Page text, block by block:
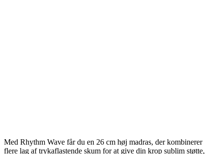
Med Rhythm Wave får du en 26 cm høj madras, der kombinerer
flere lag af trykaflastende skum for at give din krop sublim støtte,